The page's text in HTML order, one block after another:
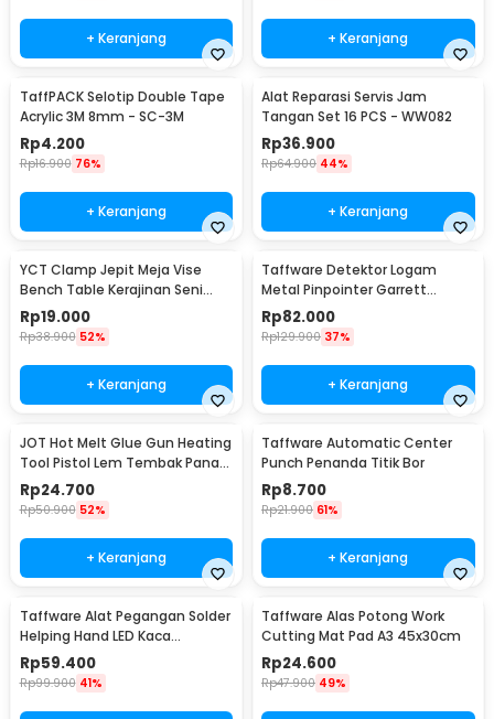
+ Keranjang + Keranjang
TaffPACK Selotip Double Tape
Acrylic 3M 8mm - SC-3M
Rp4.200
Rp16.900 76%
+ Keranjang
Alat Reparasi Servis Jam
Tangan Set 16 PCS - WW082
Rp36.900
Rp64.900 44%
+ Keranjang
YCT Clamp Jepit Meja Vise
Bench Table Kerajinan Seni
Perhiasan 25mm - QST
Rp19.000
Rp38.900 52%
+ Keranjang
Taffware Detektor Logam
Metal Pinpointer Garrett
Waterproof - 1166000
Rp82.000
Rp129.900 37%
+ Keranjang
JOT Hot Melt Glue Gun Heating
Tool Pistol Lem Tembak Panas
20W - QT-302
Rp24.700
Rp50.900 52%
+ Keranjang
Taffware Automatic Center
Punch Penanda Titik Bor
Rp8.700
Rp21.900 61%
+ Keranjang
Taffware Alat Pegangan Solder
Helping Hand LED Kaca
Pembesar 3.5X - TE-801
Rp59.400
Rp99.900 41%
Taffware Alas Potong Work
Cutting Mat Pad A3 45x30cm
Rp24.600
Rp47.900 49%